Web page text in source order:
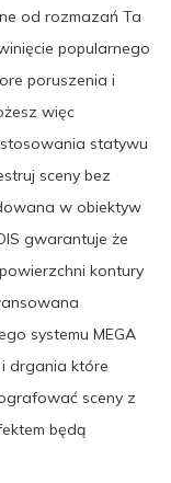
od rozmazań Ta
popularnego
poruszenia i
więc
statywu
sceny bez
w obiektyw
gwarantuje że
kontury
systemu MEGA
drgania które
sceny z
będą